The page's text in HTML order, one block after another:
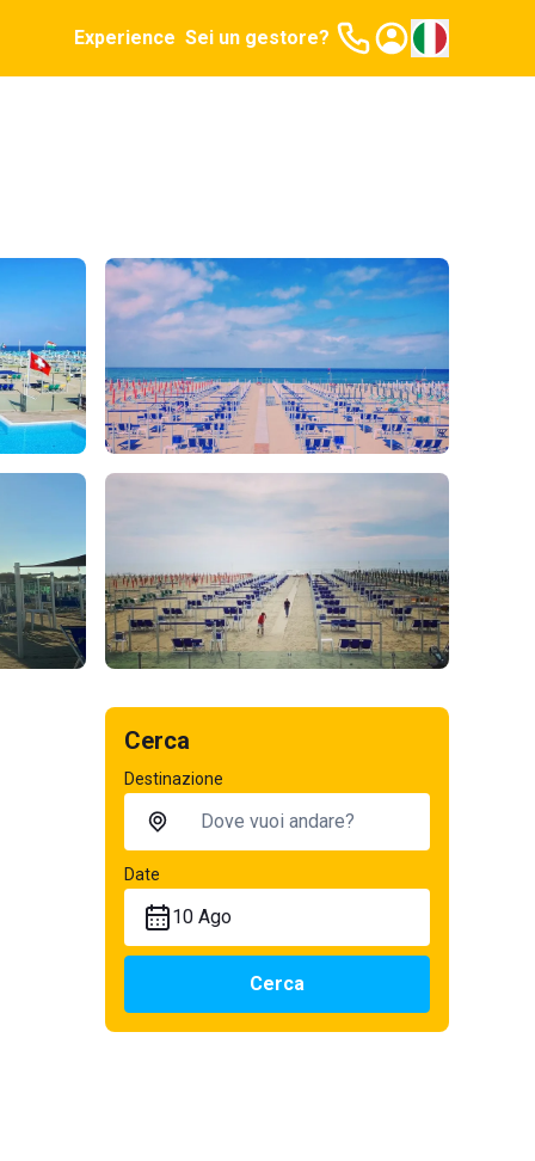
Experience Sei un gestore?
Cerca
Destinazione
Date
10 Ago
Cerca